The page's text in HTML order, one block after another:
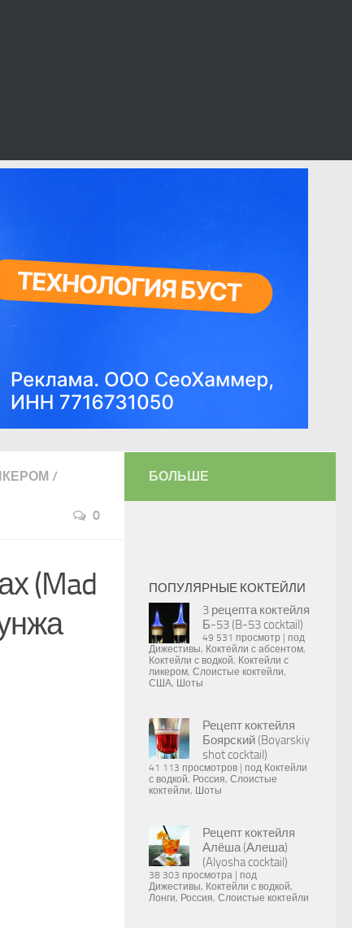
/
0
(Mad
БОЛЬШЕ
ПОПУЛЯРНЫЕ КОКТЕЙЛИ
3 рецепта коктейля
Б-53 (B-53 cocktail)
49 531 просмотр
под
Дижестивы, Коктейли с абсентом,
Коктейли с водкой, Коктейли с
ликером, Слоистые коктейли,
США, Шоты
Рецепт коктейля
Боярский (Boyarskiy
shot cocktail)
41 113 просмотров под Коктейли
с водкой, Россия, Слоистые
коктейли, Шоты
Рецепт коктейля
Алёша (Алеша)
(Alyosha cocktail)
38 303 просмотра
под
Дижестивы, Коктейли с водкой,
Лонги, Россия, Слоистые коктейли